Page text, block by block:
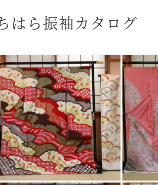
はら振袖カタログ